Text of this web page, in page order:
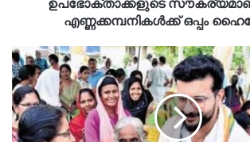
എണ്ണക്കമ്പനികൾക്ക് ഒപ്പം